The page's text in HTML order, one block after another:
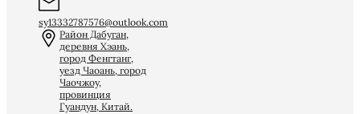
sy13332787576@outlook.com
Район Дабуган,
деревня Хэань,
город Фенгтанг,
уезд Чаоань, город
Чаочжоу,
провинция
Гуандун, Китай.